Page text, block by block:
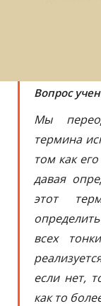
Вопрос
Мы
термина
том как
давая
этот
всех
если нет,
как то